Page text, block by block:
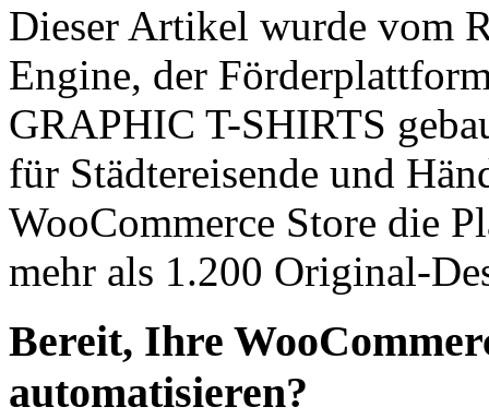
Dieser Artikel wurde vom
Engine, der
GRAPHIC T-SHIRTS
für Städtereisende und
WooCommerce Store die
mehr als 1.200 Original-
Bereit, Ihre
automatisieren?